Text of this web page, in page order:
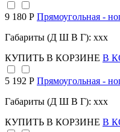
9 180 Р Прямоугольная -
Габариты (Д Ш В Г): xxx
КУПИТЬ В КОРЗИНЕ В
5 192 Р Прямоугольная -
Габариты (Д Ш В Г): xxx
КУПИТЬ В КОРЗИНЕ В